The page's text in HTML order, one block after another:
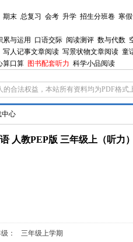
期末 总复习 会考 升学 招生分班卷 寒
累与运用 口语交际 阅读测评 数与代数
写人记事文章阅读 写景状物文章阅读 童
算口算 图书配套听力 科学小品阅读
的合法权益，本站所有资料均为PDF格式
中心
人教PEP版 三年级上（听力
： 三年级上学期